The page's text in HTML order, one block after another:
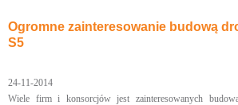
Ogromne zainteresowanie budową
S5
24-11-2014
Wiele firm i konsorcjów jest zainteresowanych